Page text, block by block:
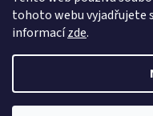
tohoto webu vyjadřujete
informacízde.
Copyright 2025
Vytvořil a